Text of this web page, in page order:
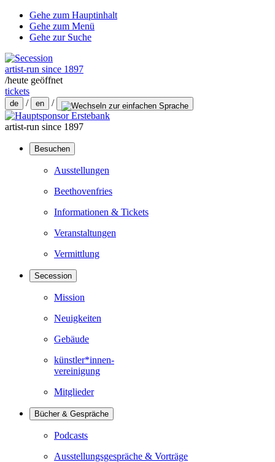
Gehe zum Hauptinhalt
Gehe zum Menü
Gehe zur Suche
artist-run since 1897
/heute geöffnet
tickets
de / en /
artist-run since 1897
Besuchen
Ausstellungen
Beethovenfries
Informationen & Tickets
Veranstaltungen
Vermittlung
Secession
Mission
Neuigkeiten
Gebäude
künstler*innen-
vereinigung
Mitglieder
Bücher & Gespräche
Podcasts
Ausstellungsgespräche & Vorträge